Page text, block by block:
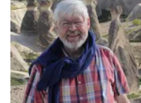
kendte bøger, film og tv-
serier.